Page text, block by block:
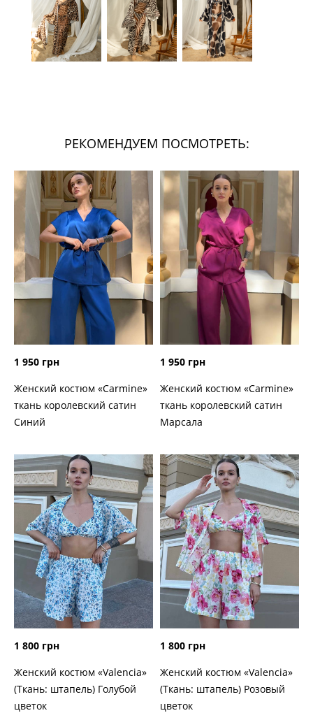
РЕКОМЕНДУЕМ ПОСМОТРЕТЬ:
1 950 грн
Женский костюм «Carmine»
ткань королевский сатин
Синий
1 950 грн
Женский костюм «Carmine»
ткань королевский сатин
Марсала
1 800 грн
Женский костюм «Valencia»
(Ткань: штапель) Голубой
цветок
1 800 грн
Женский костюм «Valencia»
(Ткань: штапель) Розовый
цветок